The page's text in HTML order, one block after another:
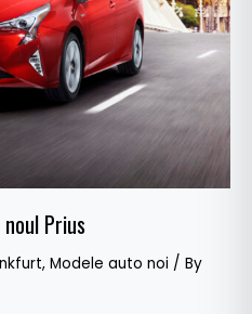
Prius
, Modele auto noi / By